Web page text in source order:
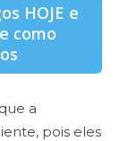
HOJE e
como
a
pois eles